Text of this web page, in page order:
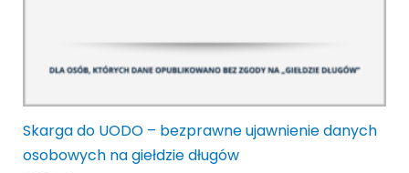
Skarga do UODO – bezprawne ujawnienie danych
osobowych na giełdzie długów